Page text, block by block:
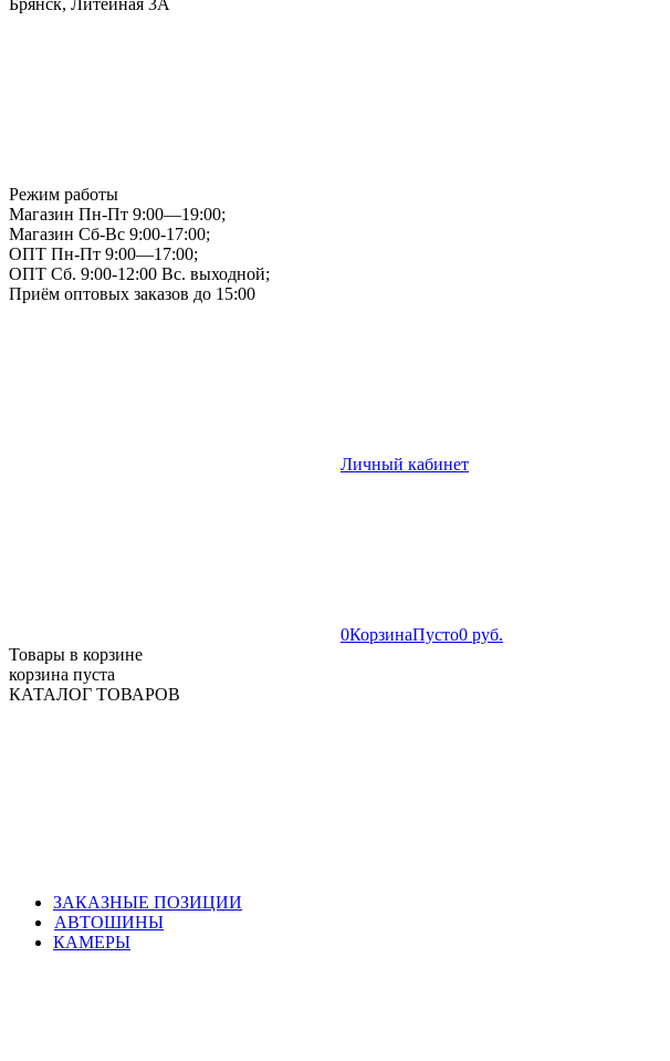
Брянск, Литейная 3А
Режим работы
Магазин Пн-Пт 9:00—19:00;
Магазин Сб-Вс 9:00-17:00;
ОПТ Пн-Пт 9:00—17:00;
ОПТ Сб. 9:00-12:00 Вс. выходной;
Приём оптовых заказов до 15:00
Личный кабинет
0КорзинаПусто0 руб.
Товары в корзине
корзина пуста
КАТАЛОГ ТОВАРОВ
ЗАКАЗНЫЕ ПОЗИЦИИ
АВТОШИНЫ
КАМЕРЫ